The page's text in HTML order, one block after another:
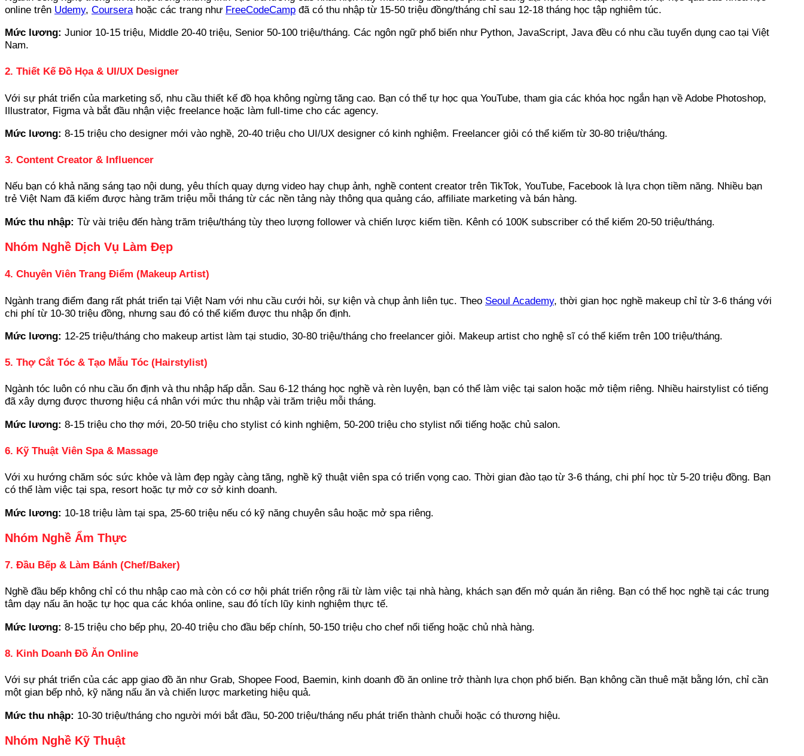
online trên Udemy, Coursera hoặc các trang như FreeCodeCamp đã có thu nhập từ 15-50 triệu đồng/tháng chỉ sau 12-18 tháng học tập nghiêm túc.
Mức lương: Junior 10-15 triệu, Middle 20-40 triệu, Senior 50-100 triệu/tháng. Các ngôn ngữ phổ biến như Python, JavaScript, Java đều có nhu cầu tuyển dụng cao tại Việt
Nam.
2. Thiết Kế Đồ Họa & UI/UX Designer
Với sự phát triển của marketing số, nhu cầu thiết kế đồ họa không ngừng tăng cao. Bạn có thể tự học qua YouTube, tham gia các khóa học ngắn hạn về Adobe Photoshop,
Illustrator, Figma và bắt đầu nhận việc freelance hoặc làm full-time cho các agency.
Mức lương: 8-15 triệu cho designer mới vào nghề, 20-40 triệu cho UI/UX designer có kinh nghiệm. Freelancer giỏi có thể kiếm từ 30-80 triệu/tháng.
3. Content Creator & Influencer
Nếu bạn có khả năng sáng tạo nội dung, yêu thích quay dựng video hay chụp ảnh, nghề content creator trên TikTok, YouTube, Facebook là lựa chọn tiềm năng. Nhiều bạn
trẻ Việt Nam đã kiếm được hàng trăm triệu mỗi tháng từ các nền tảng này thông qua quảng cáo, affiliate marketing và bán hàng.
Mức thu nhập: Từ vài triệu đến hàng trăm triệu/tháng tùy theo lượng follower và chiến lược kiếm tiền. Kênh có 100K subscriber có thể kiếm 20-50 triệu/tháng.
Nhóm Nghề Dịch Vụ Làm Đẹp
4. Chuyên Viên Trang Điểm (Makeup Artist)
Ngành trang điểm đang rất phát triển tại Việt Nam với nhu cầu cưới hỏi, sự kiện và chụp ảnh liên tục. Theo Seoul Academy, thời gian học nghề makeup chỉ từ 3-6 tháng với
chi phí từ 10-30 triệu đồng, nhưng sau đó có thể kiếm được thu nhập ổn định.
Mức lương: 12-25 triệu/tháng cho makeup artist làm tại studio, 30-80 triệu/tháng cho freelancer giỏi. Makeup artist cho nghệ sĩ có thể kiếm trên 100 triệu/tháng.
5. Thợ Cắt Tóc & Tạo Mẫu Tóc (Hairstylist)
Ngành tóc luôn có nhu cầu ổn định và thu nhập hấp dẫn. Sau 6-12 tháng học nghề và rèn luyện, bạn có thể làm việc tại salon hoặc mở tiệm riêng. Nhiều hairstylist có tiếng
đã xây dựng được thương hiệu cá nhân với mức thu nhập vài trăm triệu mỗi tháng.
Mức lương: 8-15 triệu cho thợ mới, 20-50 triệu cho stylist có kinh nghiệm, 50-200 triệu cho stylist nổi tiếng hoặc chủ salon.
6. Kỹ Thuật Viên Spa & Massage
Với xu hướng chăm sóc sức khỏe và làm đẹp ngày càng tăng, nghề kỹ thuật viên spa có triển vọng cao. Thời gian đào tạo từ 3-6 tháng, chi phí học từ 5-20 triệu đồng. Bạn
có thể làm việc tại spa, resort hoặc tự mở cơ sở kinh doanh.
Mức lương: 10-18 triệu làm tại spa, 25-60 triệu nếu có kỹ năng chuyên sâu hoặc mở spa riêng.
Nhóm Nghề Ẩm Thực
7. Đầu Bếp & Làm Bánh (Chef/Baker)
Nghề đầu bếp không chỉ có thu nhập cao mà còn có cơ hội phát triển rộng rãi từ làm việc tại nhà hàng, khách sạn đến mở quán ăn riêng. Bạn có thể học nghề tại các trung
tâm dạy nấu ăn hoặc tự học qua các khóa online, sau đó tích lũy kinh nghiệm thực tế.
Mức lương: 8-15 triệu cho bếp phụ, 20-40 triệu cho đầu bếp chính, 50-150 triệu cho chef nổi tiếng hoặc chủ nhà hàng.
8. Kinh Doanh Đồ Ăn Online
Với sự phát triển của các app giao đồ ăn như Grab, Shopee Food, Baemin, kinh doanh đồ ăn online trở thành lựa chọn phổ biến. Bạn không cần thuê mặt bằng lớn, chỉ cần
một gian bếp nhỏ, kỹ năng nấu ăn và chiến lược marketing hiệu quả.
Mức thu nhập: 10-30 triệu/tháng cho người mới bắt đầu, 50-200 triệu/tháng nếu phát triển thành chuỗi hoặc có thương hiệu.
Nhóm Nghề Kỹ Thuật